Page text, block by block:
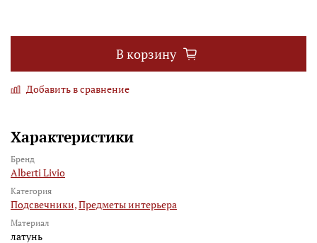
В корзину
Добавить в сравнение
Характеристики
Бренд
Alberti Livio
Категория
Подсвечники,Предметы интерьера
Материал
латунь